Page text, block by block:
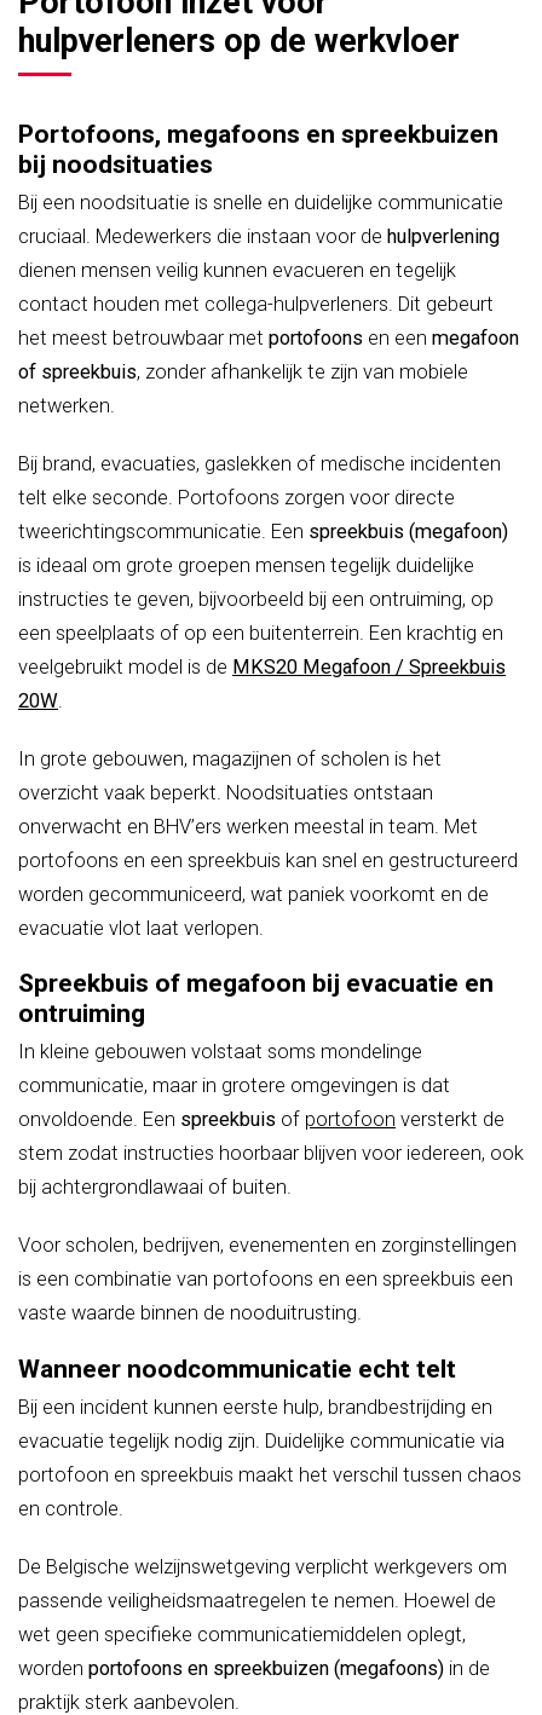
hulpverleners op de werkvloer
Portofoons, megafoons en spreekbuizen
bij noodsituaties
Bij een noodsituatie is snelle en duidelijke communicatie
cruciaal. Medewerkers die instaan voor de hulpverlening
dienen mensen veilig kunnen evacueren en tegelijk
contact houden met collega-hulpverleners. Dit gebeurt
het meest betrouwbaar met portofoons en een megafoon
of spreekbuis, zonder afhankelijk te zijn van mobiele
netwerken.
Bij brand, evacuaties, gaslekken of medische incidenten
telt elke seconde. Portofoons zorgen voor directe
tweerichtingscommunicatie. Een spreekbuis (megafoon)
is ideaal om grote groepen mensen tegelijk duidelijke
instructies te geven, bijvoorbeeld bij een ontruiming, op
een speelplaats of op een buitenterrein. Een krachtig en
veelgebruikt model is de MKS20 Megafoon / Spreekbuis
20W
In grote gebouwen, magazijnen of scholen is het
overzicht vaak beperkt. Noodsituaties ontstaan
onverwacht en BHV’ers werken meestal in team. Met
portofoons en een spreekbuis kan snel en gestructureerd
worden gecommuniceerd, wat paniek voorkomt en de
evacuatie vlot laat verlopen.
Spreekbuis of megafoon bij evacuatie en
ontruiming
In kleine gebouwen volstaat soms mondelinge
communicatie, maar in grotere omgevingen is dat
onvoldoende. Een spreekbuis of portofoon versterkt de
stem zodat instructies hoorbaar blijven voor iedereen, ook
bij achtergrondlawaai of buiten.
Voor scholen, bedrijven, evenementen en zorginstellingen
is een combinatie van portofoons en een spreekbuis een
vaste waarde binnen de nooduitrusting.
Wanneer noodcommunicatie echt telt
Bij een incident kunnen eerste hulp, brandbestrijding en
evacuatie tegelijk nodig zijn. Duidelijke communicatie via
portofoon en spreekbuis maakt het verschil tussen chaos
en controle.
De Belgische welzijnswetgeving verplicht werkgevers om
passende veiligheidsmaatregelen te nemen. Hoewel de
wet geen specifieke communicatiemiddelen oplegt,
worden portofoons en spreekbuizen (megafoons) in de
praktijk sterk aanbevolen.